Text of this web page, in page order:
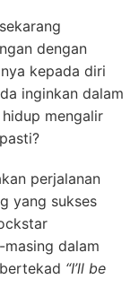
dengan
kepada diri
inginkan dalam
mengalir
perjalanan
yang sukses
dalam
“I’ll be